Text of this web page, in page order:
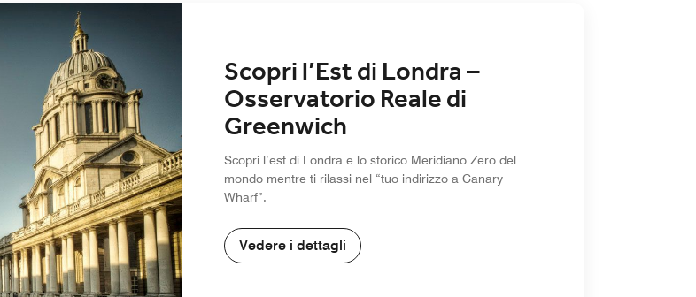
Scopri l’Est di Londra –
Osservatorio Reale di
Greenwich
Scopri l’est di Londra e lo storico Meridiano Zero del
mondo mentre ti rilassi nel “tuo indirizzo a Canary
Wharf”.
Vedere i dettagli